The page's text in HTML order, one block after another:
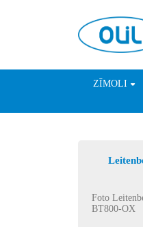
ZĪMOLI
Foto
BT800-OX